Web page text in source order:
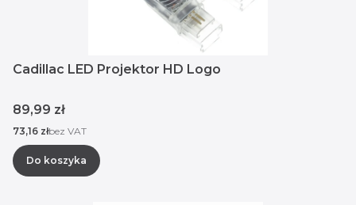
Cadillac LED Projektor HD Logo
Cena
89,99 zł
Cena
73,16 złbez VAT
Do koszyka